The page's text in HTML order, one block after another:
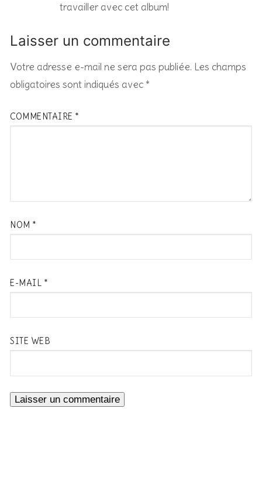
travailler avec cet album!
Laisser un commentaire
Votre adresse e-mail ne sera pas publiée. Les champs
obligatoires sont indiqués avec *
COMMENTAIRE *
NOM *
E-MAIL *
SITE WEB